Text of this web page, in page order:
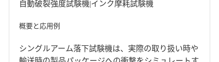
自動破裂強度試験機|インク摩耗試験機
概要と応用例
シングルアーム落下試験機は、実際の取り扱い時や